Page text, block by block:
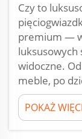
Czy to
premium —
luksusowych
widoczne.
meble, po
POKAŻ